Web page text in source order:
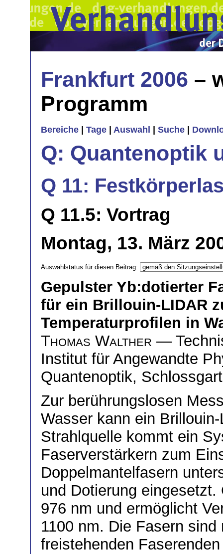
Frankfurt 2006 –
Programm
Bereiche Tage Auswahl Suche
Q: Quantenoptik
Q 11:
Q 11.5: Vortrag
Montag, 13. März
Auswahlstatus für diesen Beitrag:
Gepulster Yb:dotierter
für ein Brillouin-LIDAR
Temperaturprofilen in
Thomas Walther —
Institut für Angewandte
Quantenoptik,
Zur berührungslosen
Wasser kann ein
Strahlquelle kommt ein
Faserverstärkern zum
Doppelmantelfasern
und Dotierung
976 nm und ermöglicht
1100 nm. Die Fasern
freistehenden